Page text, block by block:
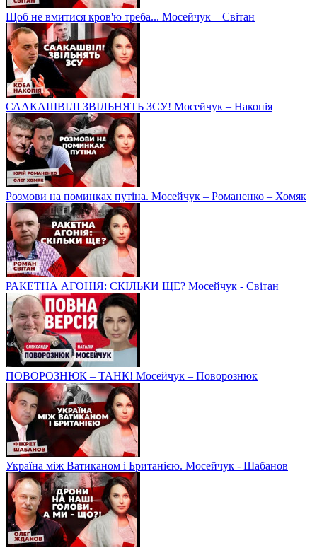
Щоб не вмитися кров'ю треба... Мосейчук – Світан
СААКАШВІЛІ ЗВІЛЬНЯТЬ ЗСУ! Мосейчук – Накопія
Розмови на поминках путіна. Мосейчук – Романенко – Хомяк
РАКЕТНА АГОНІЯ: СКІЛЬКИ ЩЕ? Мосейчук - Світан
ПОВОРОЗНЮК – ТАНК! Мосейчук – Поворознюк
Україна між Ватиканом і Британією. Мосейчук - Шабанов